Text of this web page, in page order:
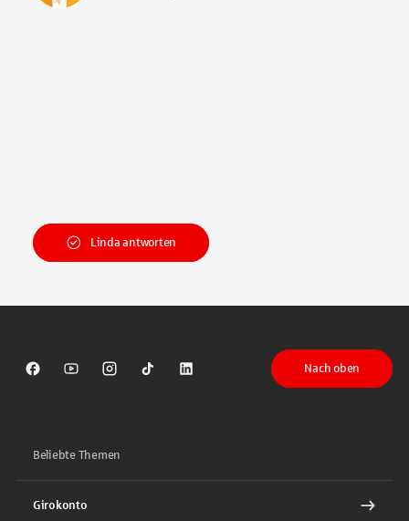
Linda antworten
Sparkasse auf Facebook
Sparkasse auf Youtube
Sparkasse auf Instagram
Sparkasse auf TikTok
Sparkasse auf LinkedIn
Nach oben
Beliebte Themen
Girokonto